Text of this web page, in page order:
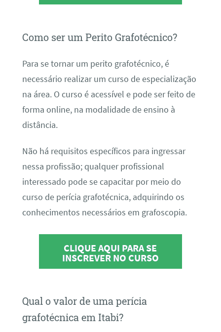
Como ser um Perito Grafotécnico?
Para se tornar um perito grafotécnico, é
necessário realizar um curso de especialização
na área. O curso é acessível e pode ser feito de
forma online, na modalidade de ensino à
distância.
Não há requisitos específicos para ingressar
nessa profissão; qualquer profissional
interessado pode se capacitar por meio do
curso de perícia grafotécnica, adquirindo os
conhecimentos necessários em grafoscopia.
CLIQUE AQUI PARA SE
INSCREVER NO CURSO
Qual o valor de uma perícia
grafotécnica em Itabi?